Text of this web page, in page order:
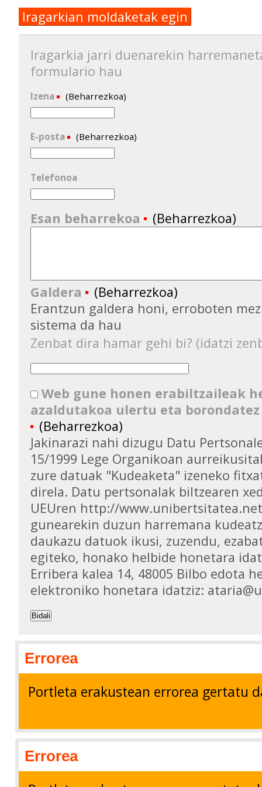
Iragarkian moldaketak egin
Iragarkia jarri duenarekin
formulario hau
Izena (Beharrezkoa)
E-posta (Beharrezkoa)
Telefonoa
Esan beharrekoa (Beharrezkoa)
Galdera
(Beharrezkoa)
Erantzun galdera honi, erroboten
sistema da hau
Zenbat dira hamar gehi bi? (idatzi
Web gune honen erabiltzaileak
azaldutakoa ulertu eta
(Beharrezkoa)
Jakinarazi nahi dizugu Datu
15/1999 Lege Organikoan
zure datuak "Kudeaketa" izeneko
direla. Datu pertsonalak biltzearen
UEUren http://
gunearekin duzun harremana
daukazu datuok ikusi, zuzendu,
egiteko, honako helbide honetara
Erribera kalea 14, 48005 Bilbo edota
elektroniko honetara idatziz:
Bidali
Errorea
Portleta erakustean errorea gertatu
Errorea